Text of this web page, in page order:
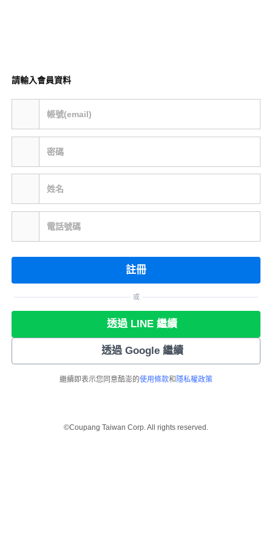
請輸入會員資料
帳號(email)
密碼
姓名
電話號碼
註冊
或
透過 LINE 繼續
透過 Google 繼續
繼續即表示您同意酷澎的使用條款和 隱私權政策
©Coupang Taiwan Corp. All rights reserved.